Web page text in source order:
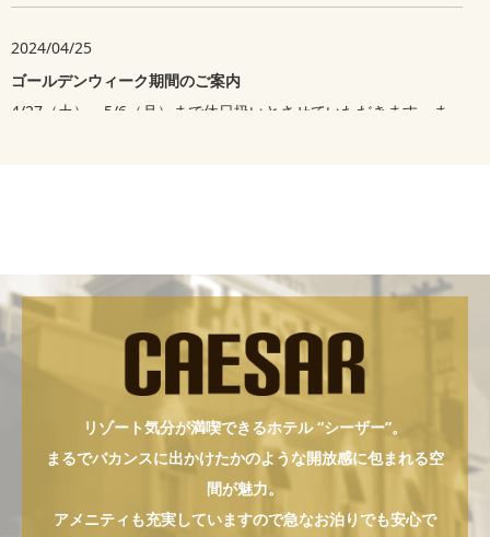
2024/04/25
ゴールデンウィーク期間のご案内
4/27（土）～5/6（月）まで休日扱いとさせていただきます。ま
リニューアルオープンのお知らせ
ホテルシーザーは、12月15日リニューアルオープンいたしまし
た。
今後とも是非ご利用ください。
2023/11/22
リニューアルオープン予定のご案内
ホテルシーザーは、12月15日リニューアルオープンの予定です。
決定しましたら改めてホームページにてお知らせいたします。
リゾート気分が満喫できるホテル “シーザー”。
まるでバカンスに出かけたかのような開放感に包まれる空
間が魅力。
アメニティも充実していますので急なお泊りでも安心で